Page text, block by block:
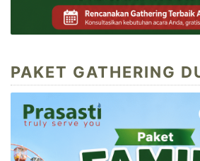
PAKET GATHERING